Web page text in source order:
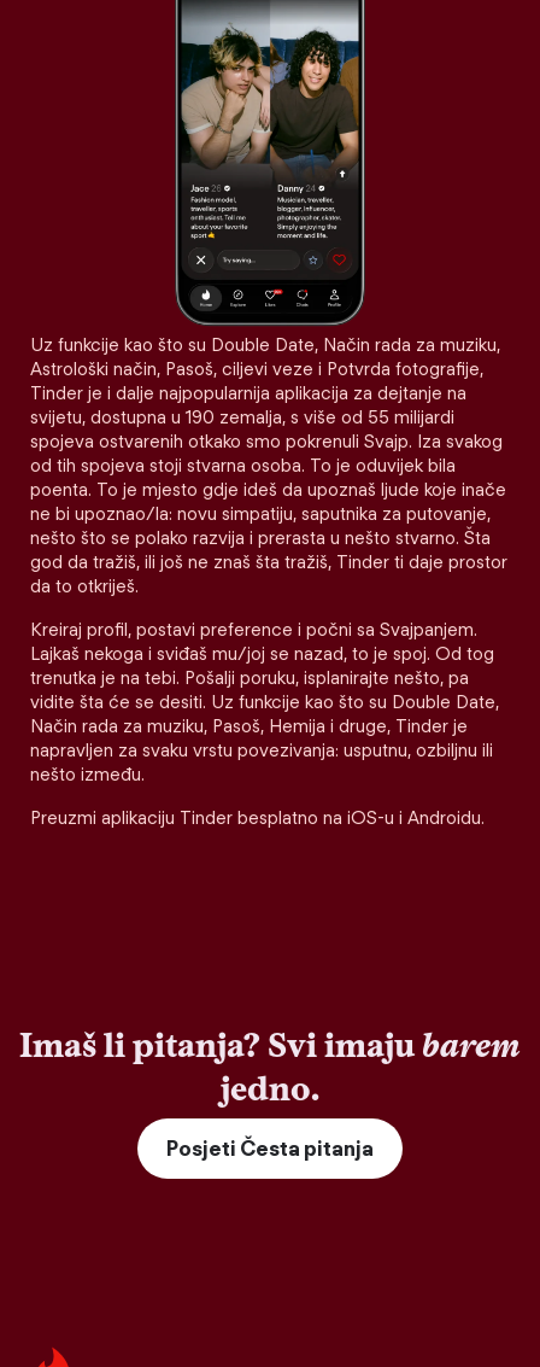
Uz funkcije kao što su Double Date, Način rada za muziku,
Astrološki način, Pasoš, ciljevi veze i Potvrda fotografije,
Tinder je i dalje najpopularnija aplikacija za dejtanje na
svijetu, dostupna u 190 zemalja, s više od 55 milijardi
spojeva ostvarenih otkako smo pokrenuli Svajp. Iza svakog
od tih spojeva stoji stvarna osoba. To je oduvijek bila
poenta. To je mjesto gdje ideš da upoznaš ljude koje inače
ne bi upoznao/la: novu simpatiju, saputnika za putovanje,
nešto što se polako razvija i prerasta u nešto stvarno. Šta
god da tražiš, ili još ne znaš šta tražiš, Tinder ti daje prostor
da to otkriješ.
Kreiraj profil, postavi preference i počni sa Svajpanjem.
Lajkaš nekoga i sviđaš mu/joj se nazad, to je spoj. Od tog
trenutka je na tebi. Pošalji poruku, isplanirajte nešto, pa
vidite šta će se desiti. Uz funkcije kao što su Double Date,
Način rada za muziku, Pasoš, Hemija i druge, Tinder je
napravljen za svaku vrstu povezivanja: usputnu, ozbiljnu ili
nešto između.
Preuzmi aplikaciju Tinder besplatno na iOS-u i Androidu.
Imaš li pitanja? Svi imaju barem
jedno.
Posjeti Česta pitanja